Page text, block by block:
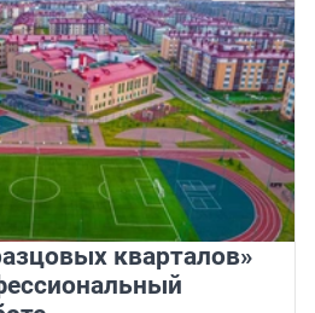
кварталов»